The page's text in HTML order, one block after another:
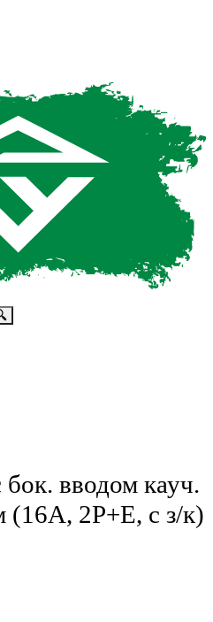
вводом кауч.
2P+E, с з/к)